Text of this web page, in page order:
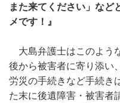
また来てください」など
メです！』
大島弁護士はこのよう
後から被害者に寄り添い
労災の手続きなど手続き
た末に後遺障害・被害者